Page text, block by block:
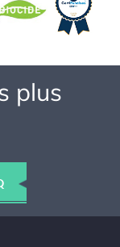
plus